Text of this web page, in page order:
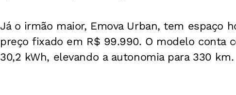
Já o irmão maior, Emova Urban, tem espaço
preço fixado em R$ 99.990. O modelo conta
30,2 kWh, elevando a autonomia para 330 km.